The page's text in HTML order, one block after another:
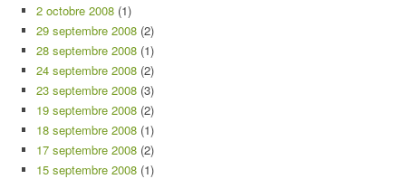
2 octobre 2008 (1)
29 septembre 2008 (2)
28 septembre 2008 (1)
24 septembre 2008 (2)
23 septembre 2008 (3)
19 septembre 2008 (2)
18 septembre 2008 (1)
17 septembre 2008 (2)
15 septembre 2008 (1)